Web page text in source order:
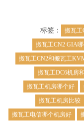
标签：
搬瓦工
搬瓦工CN2 GIA
搬瓦工CN2和搬瓦工
搬瓦工DC6机房
搬瓦工机房哪个好
搬瓦工机房比较
搬瓦工电信哪个机房好